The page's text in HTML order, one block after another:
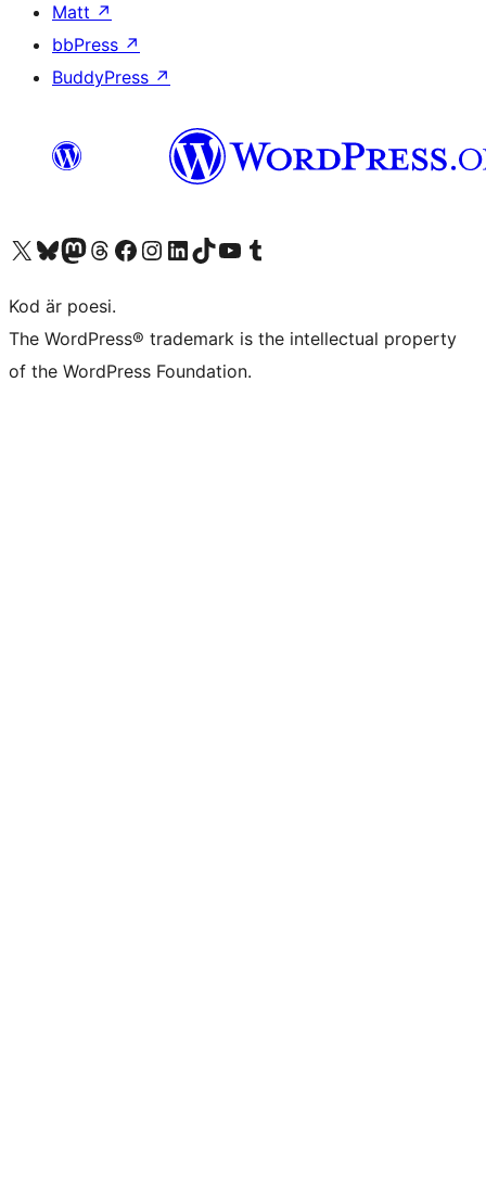
Matt ↗
bbPress ↗
BuddyPress ↗
Besök vår X-konto (f.d. Twitter)
Besök vårt Bluesky-konto
Besök vårt Mastodon-konto
Besök vårt Thread-konto
Besök vår Facebook-sidaBesök vårt Instagram-konto
Besök vårt LinkedIn-konto
Besök vårt TikTok-konto
Besök vår YouTube-kanalBesök vårt Tumblr-konto
Kod är poesi.
The WordPress® trademark is the intellectual property
of the WordPress Foundation.